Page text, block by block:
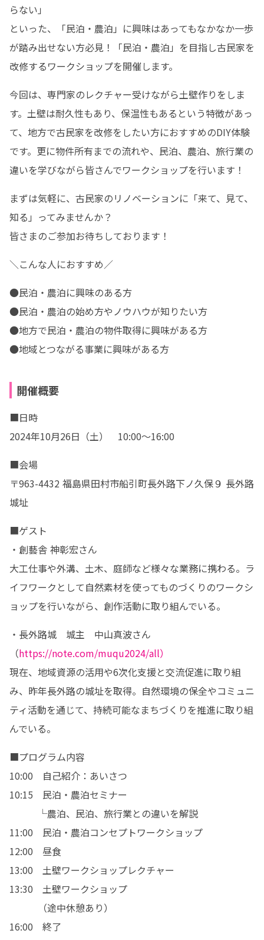
らない」
といった、「民泊・農泊」に興味はあってもなかなか一歩
が踏み出せない方必見！「民泊・農泊」を目指し古民家を
改修するワークショップを開催します。
今回は、専門家のレクチャー受けながら土壁作りをしま
す。土壁は耐久性もあり、保温性もあるという特徴があっ
て、地方で古民家を改修をしたい方におすすめのDIY体験
です。更に物件所有までの流れや、民泊、農泊、旅行業の
違いを学びながら皆さんでワークショップを行います！
まずは気軽に、古民家のリノベーションに「来て、見て、
知る」ってみませんか？
皆さまのご参加お待ちしております！
＼こんな人におすすめ／
●民泊・農泊に興味のある方
●民泊・農泊の始め方やノウハウが知りたい方
●地方で民泊・農泊の物件取得に興味がある方
●地域とつながる事業に興味がある方
開催概要
■日時
2024年10月26日（土）　10:00～16:00
■会場
〒963-4432 福島県田村市船引町長外路下ノ久保９ 長外路
城址
■ゲスト
・創藝舎 神彰宏さん
大工仕事や外溝、土木、庭師など様々な業務に携わる。ラ
イフワークとして自然素材を使ってものづくりのワークシ
ョップを行いながら、創作活動に取り組んでいる。
・長外路城　城主　中山真波さん
（https://note.com/muqu2024/all）
現在、地域資源の活用や6次化支援と交流促進に取り組
み、昨年長外路の城址を取得。自然環境の保全やコミュニ
ティ活動を通じて、持続可能なまちづくりを推進に取り組
んでいる。
■プログラム内容
10:00　自己紹介：あいさつ
10:15　民泊・農泊セミナー
└農泊、民泊、旅行業との違いを解説
11:00　民泊・農泊コンセプトワークショップ
12:00　昼食
13:00　土壁ワークショップレクチャー
13:30　土壁ワークショップ
（途中休憩あり）
16:00　終了